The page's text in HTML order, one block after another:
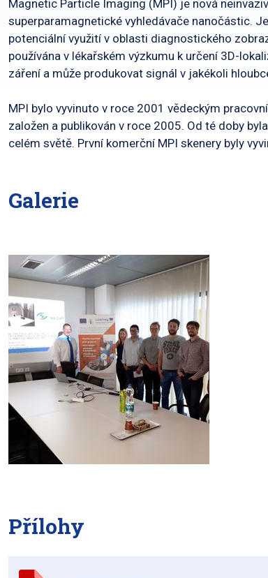
Magnetic Particle Imaging (MPI) je nová
superparamagnetické vyhledávače nanočástic.
potenciální využití v oblasti diagnostického
používána v lékařském výzkumu k určení 3D-
záření a může produkovat signál v jakékoli
MPI bylo vyvinuto v roce 2001 vědeckým
založen a publikován v roce 2005. Od té doby
celém světě. První komerční MPI skenery byly
Galerie
Přílohy